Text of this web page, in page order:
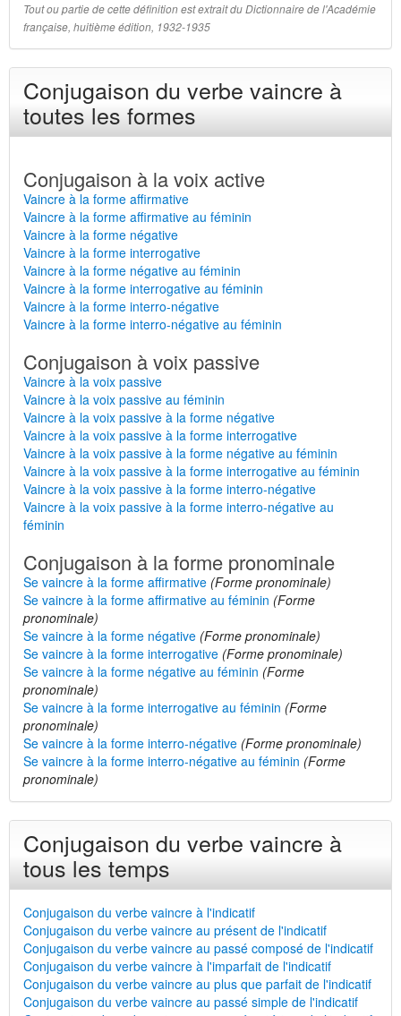
Tout ou partie de cette définition est extrait du Dictionnaire de l'Académie
française, huitième édition, 1932-1935
Conjugaison du verbe vaincre à
toutes les formes
Conjugaison à la voix active
Vaincre à la forme affirmative
Vaincre à la forme affirmative au féminin
Vaincre à la forme négative
Vaincre à la forme interrogative
Vaincre à la forme négative au féminin
Vaincre à la forme interrogative au féminin
Vaincre à la forme interro-négative
Vaincre à la forme interro-négative au féminin
Conjugaison à voix passive
Vaincre à la voix passive
Vaincre à la voix passive au féminin
Vaincre à la voix passive à la forme négative
Vaincre à la voix passive à la forme interrogative
Vaincre à la voix passive à la forme négative au féminin
Vaincre à la voix passive à la forme interrogative au féminin
Vaincre à la voix passive à la forme interro-négative
Vaincre à la voix passive à la forme interro-négative au
féminin
Conjugaison à la forme pronominale
Se vaincre à la forme affirmative (Forme pronominale)
Se vaincre à la forme affirmative au féminin (Forme
pronominale)
Se vaincre à la forme négative (Forme pronominale)
Se vaincre à la forme interrogative (Forme pronominale)
Se vaincre à la forme négative au féminin (Forme
pronominale)
Se vaincre à la forme interrogative au féminin (Forme
pronominale)
Se vaincre à la forme interro-négative (Forme pronominale)
Se vaincre à la forme interro-négative au féminin (Forme
pronominale)
Conjugaison du verbe vaincre à
tous les temps
Conjugaison du verbe vaincre à l'indicatif
Conjugaison du verbe vaincre au présent de l'indicatif
Conjugaison du verbe vaincre au passé composé de l'indicatif
Conjugaison du verbe vaincre à l'imparfait de l'indicatif
Conjugaison du verbe vaincre au plus que parfait de l'indicatif
Conjugaison du verbe vaincre au passé simple de l'indicatif